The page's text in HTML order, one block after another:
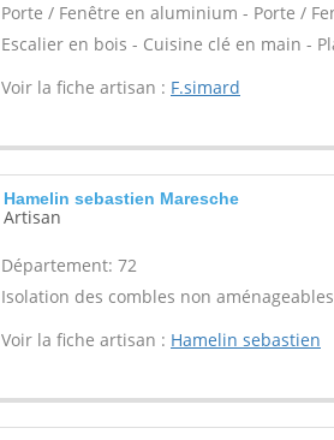
Porte / Fenêtre en aluminium - Porte /
Escalier en bois - Cuisine clé en main -
Voir la fiche artisan : F.simard
Hamelin sebastien Maresche
Artisan
Département: 72
Isolation des combles non
Voir la fiche artisan : Hamelin sebastien